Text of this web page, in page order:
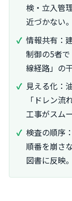
検・立入管
近づかない。
情報共有：
制御の5者
線経路」の
見える化：
「ドレン流
工事がスムー
検査の順序
順番を崩さ
図書に反映。